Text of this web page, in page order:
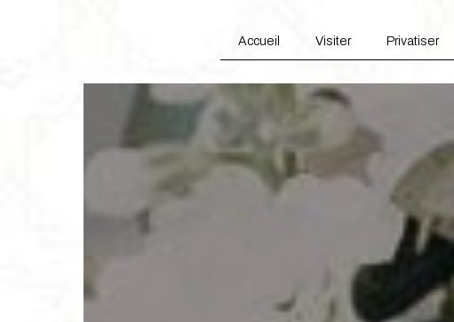
Accueil Visiter Privatiser